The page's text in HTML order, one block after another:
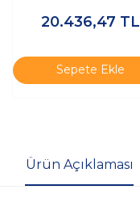
20.436,47 TL
Sepete Ekle
Ürün Açıklaması